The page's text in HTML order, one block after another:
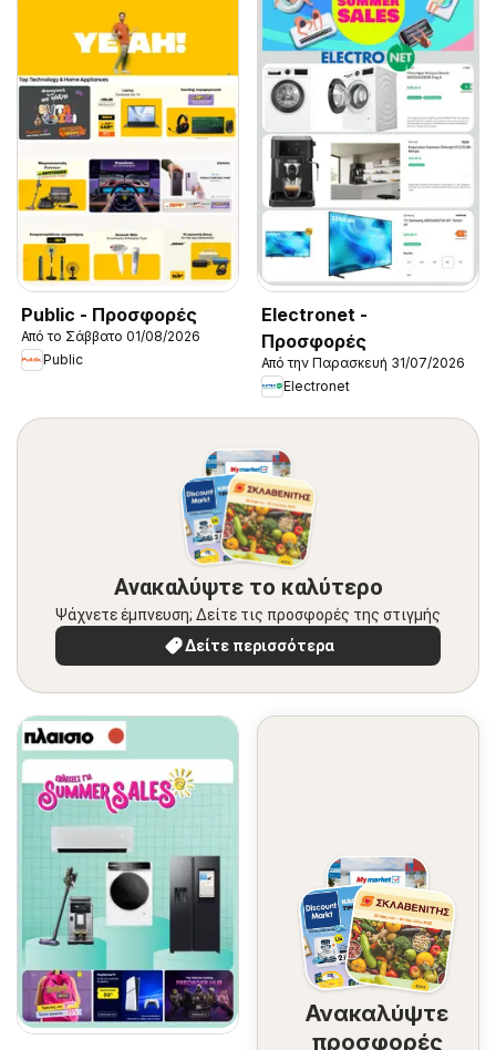
Public - Προσφορές
Από το Σάββατο 01/08/2026
Public
Electronet -
Προσφορές
Από την Παρασκευή 31/07/2026
Electronet
Ανακαλύψτε το καλύτερο
Ψάχνετε έμπνευση; Δείτε τις προσφορές της στιγμής
Δείτε περισσότερα
Ανακαλύψτε
προσφορές